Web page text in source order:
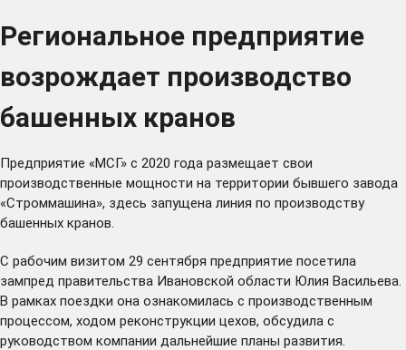
Региональное предприятие
возрождает производство
башенных кранов
Предприятие «МСГ» с 2020 года размещает свои
производственные мощности на территории бывшего завода
«Строммашина», здесь запущена линия по производству
башенных кранов.
С рабочим визитом 29 сентября предприятие посетила
зампред правительства Ивановской области Юлия Васильева.
В рамках поездки она ознакомилась с производственным
процессом, ходом реконструкции цехов, обсудила с
руководством компании дальнейшие планы развития.